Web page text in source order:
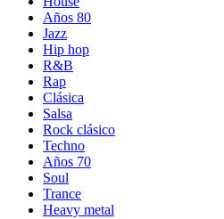
Años 80
Jazz
Hip hop
R&B
Rap
Clásica
Salsa
Rock clásico
Techno
Años 70
Soul
Trance
Heavy metal